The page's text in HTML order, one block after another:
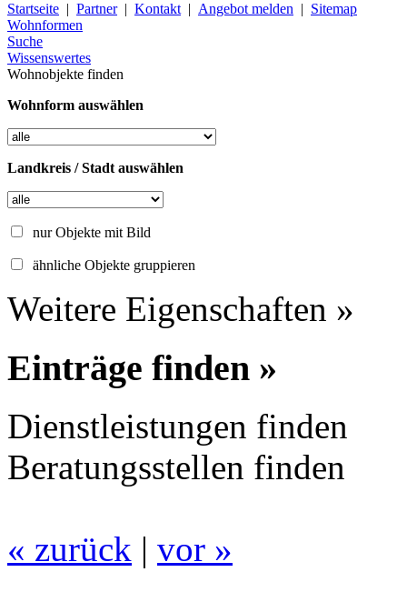
Startseite | Partner| Kontakt | Angebot melden | Sitemap
Wohnformen
Suche
Wissenswertes
Wohnobjekte finden
Wohnform auswählen
Landkreis / Stadt auswählen
nur Objekte mit Bild
ähnliche Objekte gruppieren
Weitere Eigenschaften »
Einträge finden »
Dienstleistungen finden
Beratungsstellen finden
« zurück | vor »